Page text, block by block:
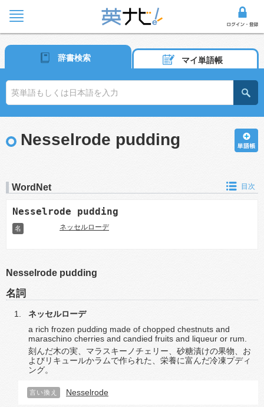
辞書検索 マイ単語帳
Nesselrode pudding
WordNet 目次
Nesselrode pudding
名 ネッセルローデ
Nesselrode pudding
名詞
ネッセルローデ
a rich frozen pudding made of chopped chestnuts and
maraschino cherries and candied fruits and liqueur or rum.
刻んだ木の実、マラスキーノチェリー、砂糖漬けの果物、お
よびリキュールかラムで作られた、栄養に富んだ冷凍プディ
ング。
言い換え Nesselrode